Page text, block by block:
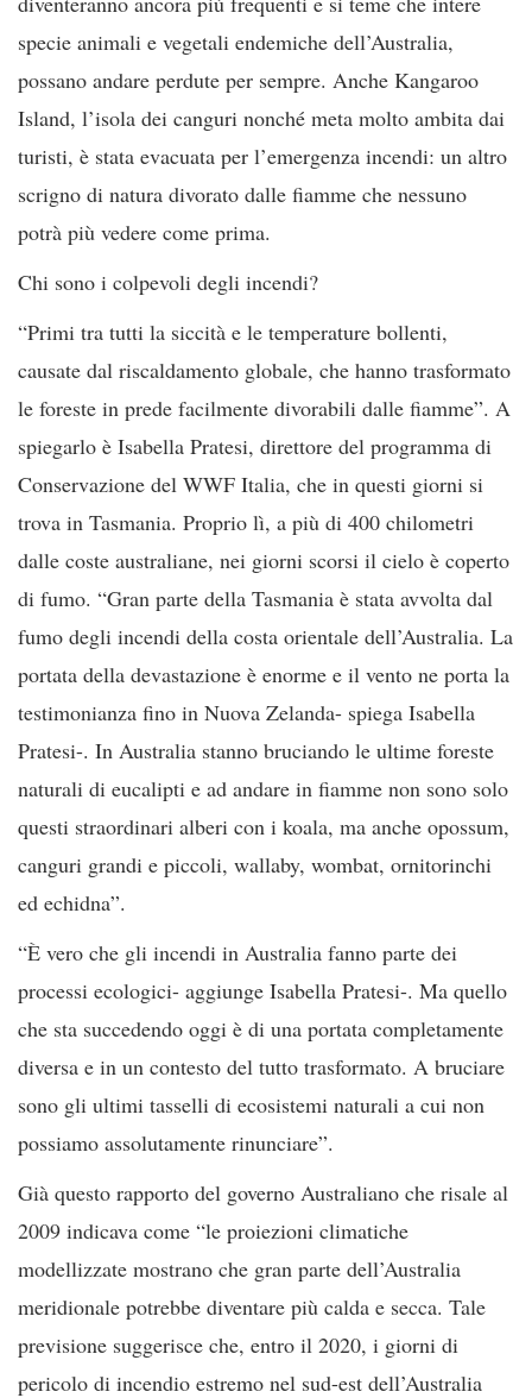
specie animali e vegetali endemiche dell’Australia,
possano andare perdute per sempre. Anche Kangaroo
Island, l’isola dei canguri nonché meta molto ambita dai
turisti, è stata evacuata per l’emergenza incendi: un altro
scrigno di natura divorato dalle fiamme che nessuno
potrà più vedere come prima.
Chi sono i colpevoli degli incendi?
“Primi tra tutti la siccità e le temperature bollenti,
causate dal riscaldamento globale, che hanno trasformato
le foreste in prede facilmente divorabili dalle fiamme”. A
spiegarlo è Isabella Pratesi, direttore del programma di
Conservazione del WWF Italia, che in questi giorni si
trova in Tasmania. Proprio lì, a più di 400 chilometri
dalle coste australiane, nei giorni scorsi il cielo è coperto
di fumo. “Gran parte della Tasmania è stata avvolta dal
fumo degli incendi della costa orientale dell’Australia. La
portata della devastazione è enorme e il vento ne porta la
testimonianza fino in Nuova Zelanda- spiega Isabella
Pratesi-. In Australia stanno bruciando le ultime foreste
naturali di eucalipti e ad andare in fiamme non sono solo
questi straordinari alberi con i koala, ma anche opossum,
canguri grandi e piccoli, wallaby, wombat, ornitorinchi
ed echidna”.
“È vero che gli incendi in Australia fanno parte dei
processi ecologici- aggiunge Isabella Pratesi-. Ma quello
che sta succedendo oggi è di una portata completamente
diversa e in un contesto del tutto trasformato. A bruciare
sono gli ultimi tasselli di ecosistemi naturali a cui non
possiamo assolutamente rinunciare”.
Già questo rapporto del governo Australiano che risale al
2009 indicava come “le proiezioni climatiche
modellizzate mostrano che gran parte dell’Australia
meridionale potrebbe diventare più calda e secca. Tale
previsione suggerisce che, entro il 2020, i giorni di
pericolo di incendio estremo nel sud-est dell’Australia